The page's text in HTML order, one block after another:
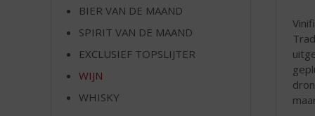
BIER VAN DE MAAND
SPIRIT VAN DE MAAND
EXCLUSIEF TOPSLIJTER
WIJN
WHISKY